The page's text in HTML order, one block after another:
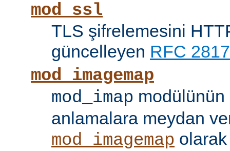
mod_ssl
TLS şifrelemesini
güncelleyen RFC 2817
mod_imagemap
mod_imap modülünün
anlamalara meydan
mod_imagemap